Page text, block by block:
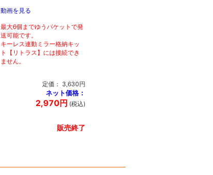
動画を見る
最大6個までゆうパケットで発
送可能です。
キーレス連動ミラー格納キッ
ト【リトラス】には接続でき
ません。
定価： 3,630円
ネット価格：
2,970円 (税込)
販売終了